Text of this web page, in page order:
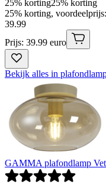
25% korting25% korting
25% korting,
39.99
Prijs: 39.99 euro
Bekijk alles in
GAMMA plafondlamp